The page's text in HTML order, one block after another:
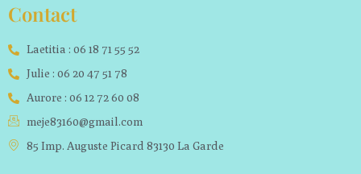
Contact
Laetitia : 06 18 71 55 52
Julie : 06 20 47 51 78
Aurore : 06 12 72 60 08
meje83160@gmail.com
85 Imp. Auguste Picard 83130 La Garde